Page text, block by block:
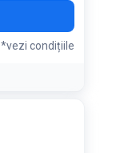
*vezi condițiile